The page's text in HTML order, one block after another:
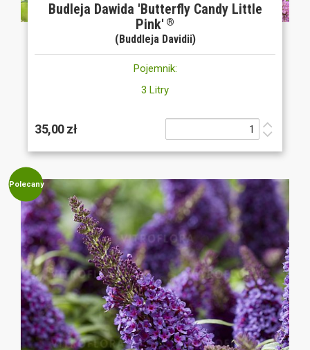
Budleja Dawida 'Butterfly Candy Little
Pink' ®
(Buddleja Davidii)
Pojemnik:
3 Litry
35,00 zł
Polecany